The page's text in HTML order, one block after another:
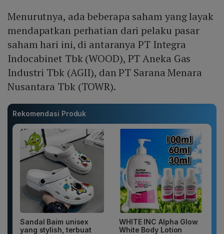
Menurutnya, ada beberapa saham yang layak
mendapatkan perhatian dari pelaku pasar
saham hari ini, di antaranya PT Integra
Indocabinet Tbk (WOOD), PT Aneka Gas
Industri Tbk (AGII), dan PT Sarana Menara
Nusantara Tbk (TOWR).
Rekomendasi Produk
Sandal Baim unisex
yang stylish, terbuat
WHITE INC Alpha Glow
White Body Lotion